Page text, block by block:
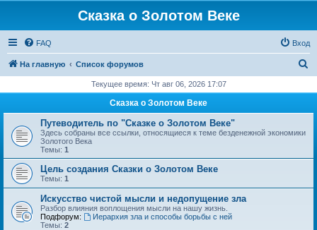
Сказка о Золотом Веке
FAQ Вход
На главную Список форумов
с
Текущее время: Чт авг 06, 2026 17:07
Сказка о Золотом Веке
Путеводитель по "Сказке о Золотом Веке"
Здесь собраны все ссылки, относящиеся к теме безденежной экономики
Золотого Века
Темы: 1
Цель создания Сказки о Золотом Веке
Темы: 1
Искусство чистой мысли и недопущение зла
Разбор влияния воплощения мысли на нашу жизнь.
Подфорум:
Иерархия зла и способы борьбы с ней
Темы: 2